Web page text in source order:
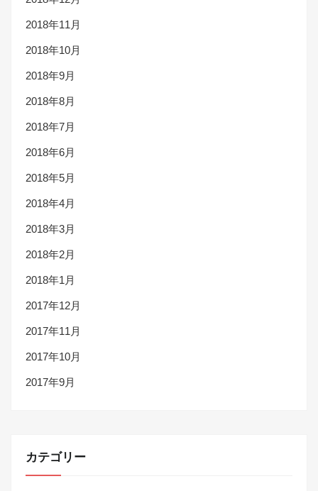
2018年11月
2018年10月
2018年9月
2018年8月
2018年7月
2018年6月
2018年5月
2018年4月
2018年3月
2018年2月
2018年1月
2017年12月
2017年11月
2017年10月
2017年9月
カテゴリー